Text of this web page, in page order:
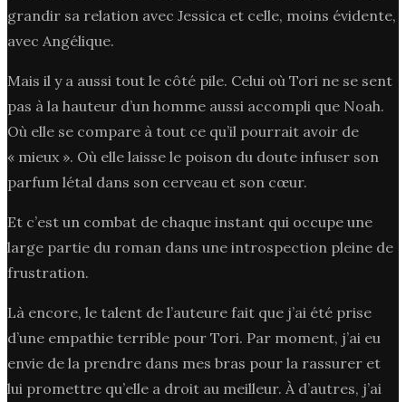
grandir sa relation avec Jessica et celle, moins évidente,
avec Angélique.
Mais il y a aussi tout le côté pile. Celui où Tori ne se sent
pas à la hauteur d’un homme aussi accompli que Noah.
Où elle se compare à tout ce qu’il pourrait avoir de
« mieux ». Où elle laisse le poison du doute infuser son
parfum létal dans son cerveau et son cœur.
Et c’est un combat de chaque instant qui occupe une
large partie du roman dans une introspection pleine de
frustration.
Là encore, le talent de l’auteure fait que j’ai été prise
d’une empathie terrible pour Tori. Par moment, j’ai eu
envie de la prendre dans mes bras pour la rassurer et
lui promettre qu’elle a droit au meilleur. À d’autres, j’ai